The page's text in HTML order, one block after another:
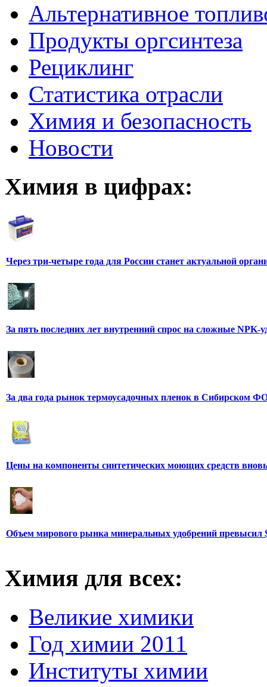
Альтернативное
Продукты оргсинтеза
Рециклинг
Статистика отрасли
Химия и безопасность
Новости
Химия в цифрах:
Через три-четыре года для России станет актуальной
За пять последних лет внутренний спрос на сложные NPK-
За два года рынок термоусадочных пленок в Сибирском
Цены на компоненты синтетических моющих средств
Объем мирового рынка минеральных удобрений превысил
Химия для всех:
Великие химики
Год химии 2011
Институты химии